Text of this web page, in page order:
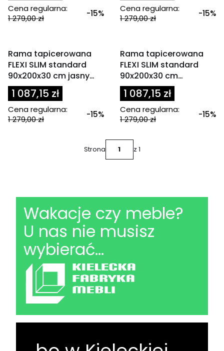
Cena regularna:
1 279,00 zł
-15%
Cena regularna:
1 279,00 zł
-15%
Rama tapicerowana
FLEXI SLIM standard
90x200x30 cm jasny
beż
1 087,15 zł
Cena regularna:
1 279,00 zł
-15%
Rama tapicerowana
FLEXI SLIM standard
90x200x30 cm
oliwkowa / zielona
1 087,15 zł
Cena regularna:
1 279,00 zł
-15%
Strona z 1
Wakacje czy meble?
U nas nie musisz
wybierać...